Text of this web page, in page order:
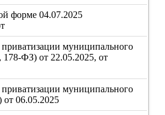
форме 04.07.2025
муниципального
ФЗ) от 22.05.2025, от
муниципального
06.05.2025